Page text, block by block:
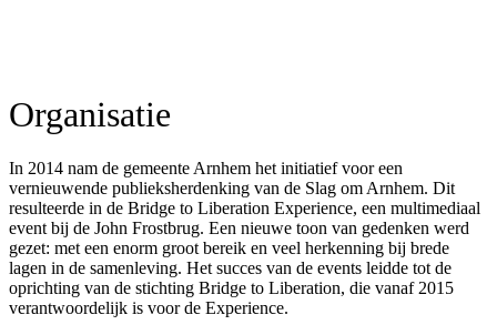
Organisatie
In 2014 nam de gemeente Arnhem het initiatief voor een
vernieuwende publieksherdenking van de Slag om Arnhem. Dit
resulteerde in de Bridge to Liberation Experience, een multimediaal
event bij de John Frostbrug. Een nieuwe toon van gedenken werd
gezet: met een enorm groot bereik en veel herkenning bij brede
lagen in de samenleving. Het succes van de events leidde tot de
oprichting van de stichting Bridge to Liberation, die vanaf 2015
verantwoordelijk is voor de Experience.